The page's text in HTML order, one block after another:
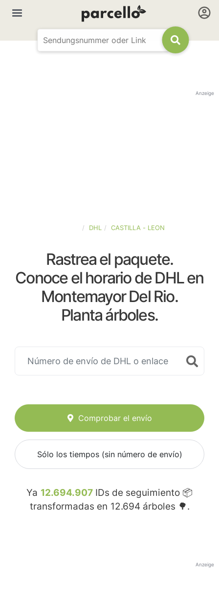
Anzeige
DHL CASTILLA - LEON
Rastrea el paquete.
Conoce el horario de DHL en
Montemayor Del Rio.
Planta árboles.
Comprobar el envío
Sólo los tiempos (sin número de envío)
Ya 12.694.907 IDs de seguimiento 📦
transformadas en 12.694 árboles 🌳.
Anzeige